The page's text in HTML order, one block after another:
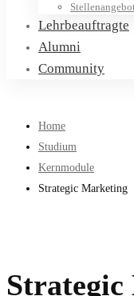
Lehrbeauftragte
Alumni
Community
Home
Studium
Kernmodule
Strategic Marketing